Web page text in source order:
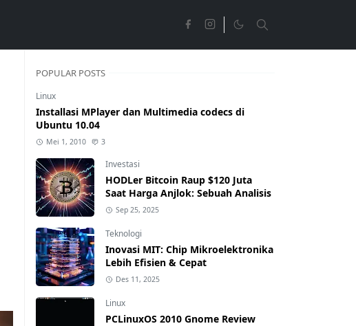
POPULAR POSTS
Linux
Installasi MPlayer dan Multimedia codecs di
Ubuntu 10.04
Mei 1, 2010 3
Investasi
HODLer Bitcoin Raup $120 Juta
Saat Harga Anjlok: Sebuah Analisis
Sep 25, 2025
Teknologi
Inovasi MIT: Chip Mikroelektronika
Lebih Efisien & Cepat
Des 11, 2025
Linux
PCLinuxOS 2010 Gnome Review